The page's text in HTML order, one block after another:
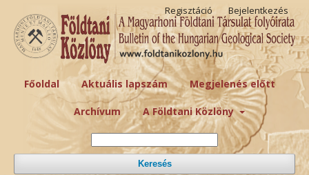
Főoldal Aktuális lapszám Megjelenés előtt
Archívum A Földtani Közlöny
Keresés
Regisztáció Bejelentkezés